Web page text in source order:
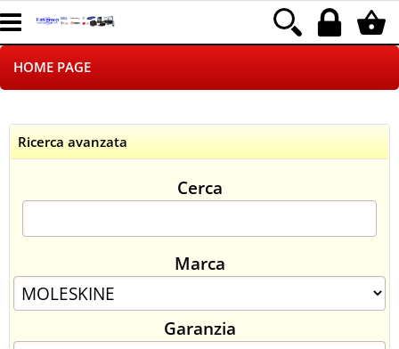
HOME PAGE
LOGISTICA
NEGOZI ON LINE
SINCRONIZZATI CON NOI
SPEDIZIONI
Ricerca avanzata
Cerca
Marca
Garanzia